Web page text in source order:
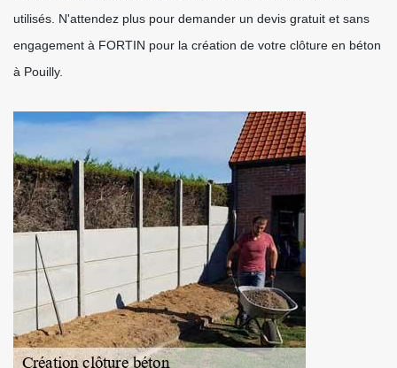
utilisés. N'attendez plus pour demander un devis gratuit et sans
engagement à FORTIN pour la création de votre clôture en béton
à Pouilly.